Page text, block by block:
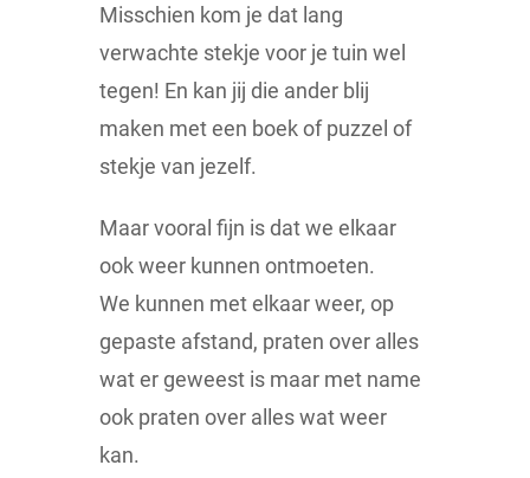
Misschien kom je dat lang
verwachte stekje voor je tuin wel
tegen! En kan jij die ander blij
maken met een boek of puzzel of
stekje van jezelf.
Maar vooral fijn is dat we elkaar
ook weer kunnen ontmoeten.
We kunnen met elkaar weer, op
gepaste afstand, praten over alles
wat er geweest is maar met name
ook praten over alles wat weer
kan.